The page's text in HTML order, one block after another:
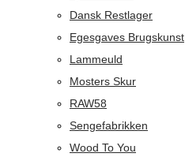
Dansk Restlager
Egesgaves Brugskunst
Lammeuld
Mosters Skur
RAW58
Sengefabrikken
Wood To You